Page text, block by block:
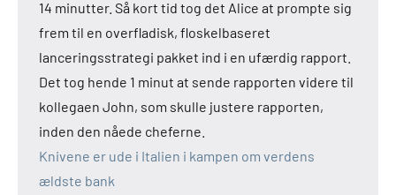
14 minutter. Så kort tid tog det Alice at prompte sig
frem til en overfladisk, floskelbaseret
lanceringsstrategi pakket ind i en ufærdig rapport.
Det tog hende 1 minut at sende rapporten videre til
kollegaen John, som skulle justere rapporten,
inden den nåede cheferne.
Knivene er ude i Italien i kampen om verdens
ældste bank